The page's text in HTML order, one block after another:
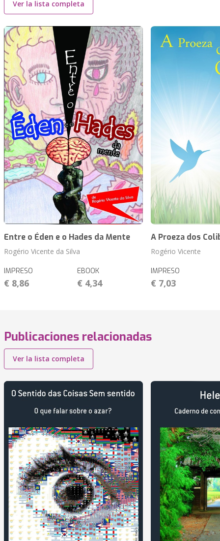
Ver la lista completa
Entre o Éden e o Hades da Mente
Rogério Vicente da Silva
IMPRESO
€ 8,86
EBOOK
€ 4,34
A Proeza dos
Rogério Vicente
IMPRESO
€ 7,03
Publicaciones relacionadas
Ver la lista completa